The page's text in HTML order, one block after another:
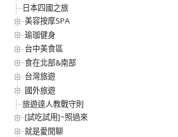
日本四國之旅
美容按摩SPA
瑜珈健身
台中美食區
食在北部&南部
台灣旅遊
國外旅遊
旅遊達人教戰守則
[試吃試用]~照過來
就是愛閒聊